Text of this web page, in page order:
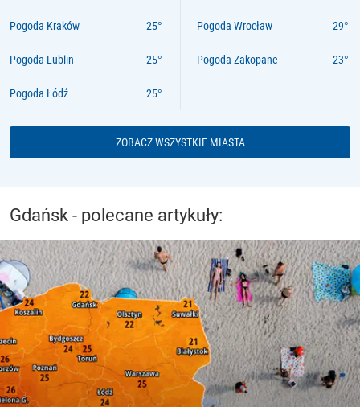
Pogoda Kraków
Pogoda Lublin
Pogoda Łódź
Pogoda Wrocław
Pogoda Zakopane
ZOBACZ WSZYSTKIE MIASTA
Gdańsk - polecane artykuły: